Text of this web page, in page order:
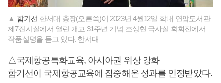
▲ 함기선 한서대 총장(오른쪽)이 2023년 4월12일 학내 연암도서관
제7전시실에서 열린 개교 31주년 기념 조상현 극사실 회화전에서
작품설명을 듣고 있다. 한서대
△국제항공특화교육, 아시아권 위상 강화
함기선이 국제항공교육에 집중해온 성과를 인정받았다.